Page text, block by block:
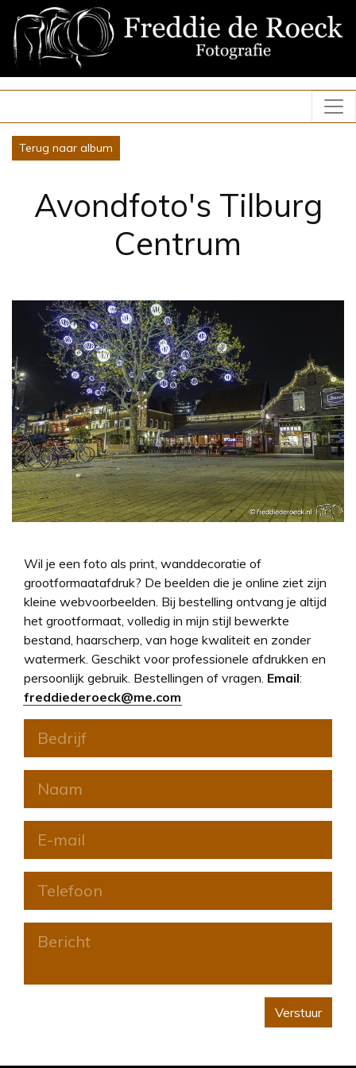
Terug naar album
Avondfoto's Tilburg
Centrum
Wil je een foto als print, wanddecoratie of
grootformaatafdruk? De beelden die je online ziet zijn
kleine webvoorbeelden. Bij bestelling ontvang je altijd
het grootformaat, volledig in mijn stijl bewerkte
bestand, haarscherp, van hoge kwaliteit en zonder
watermerk. Geschikt voor professionele afdrukken en
persoonlijk gebruik. Bestellingen of vragen. Email:
freddiederoeck@me.com
Verstuur